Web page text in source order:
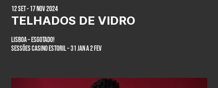
12 Set - 17 Nov 2024
TELHADOS DE VIDRO
LISBOA – ESGOTADO!
SESSÕES CASINO ESTORIL – 31 JAN a 2 FEV